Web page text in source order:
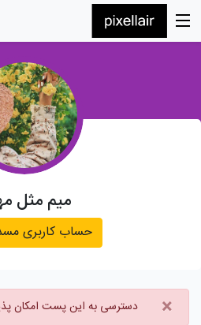
میم مثل
حساب کاربری
× دسترسی به این پست امکان